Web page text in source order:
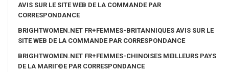
AVIS SUR LE SITE WEB DE LA COMMANDE PAR
CORRESPONDANCE
BRIGHTWOMEN.NET FR+FEMMES-BRITANNIQUES AVIS SUR LE
SITE WEB DE LA COMMANDE PAR CORRESPONDANCE
BRIGHTWOMEN.NET FR+FEMMES-CHINOISES MEILLEURS PAYS
DE LA MARIГ©E PAR CORRESPONDANCE